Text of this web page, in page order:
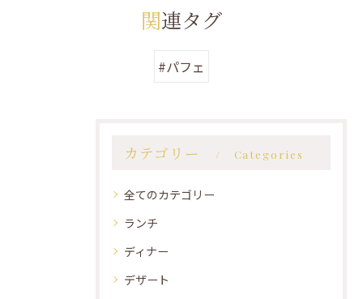
関連タグ
#パフェ
カテゴリー Categories
全てのカテゴリー
ランチ
ディナー
デザート